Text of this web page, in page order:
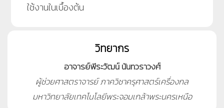
ใช้งานในเบื้องต้น
วิทยากร
อาจารย์พีระวัฒน์ นันทวราวงศ์
ผู้ช่วยศาสตราจารย์ ภาควิชาครุศาสตร์เครื่องกล
มหาวิทยาลัยเทคโนโลยีพระจอมเกล้าพระนครเหนือ